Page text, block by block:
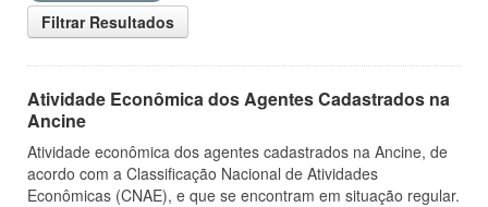
Filtrar Resultados
Atividade Econômica dos Agentes Cadastrados na
Ancine
Atividade econômica dos agentes cadastrados na Ancine, de
acordo com a Classificação Nacional de Atividades
Econômicas (CNAE), e que se encontram em situação regular.